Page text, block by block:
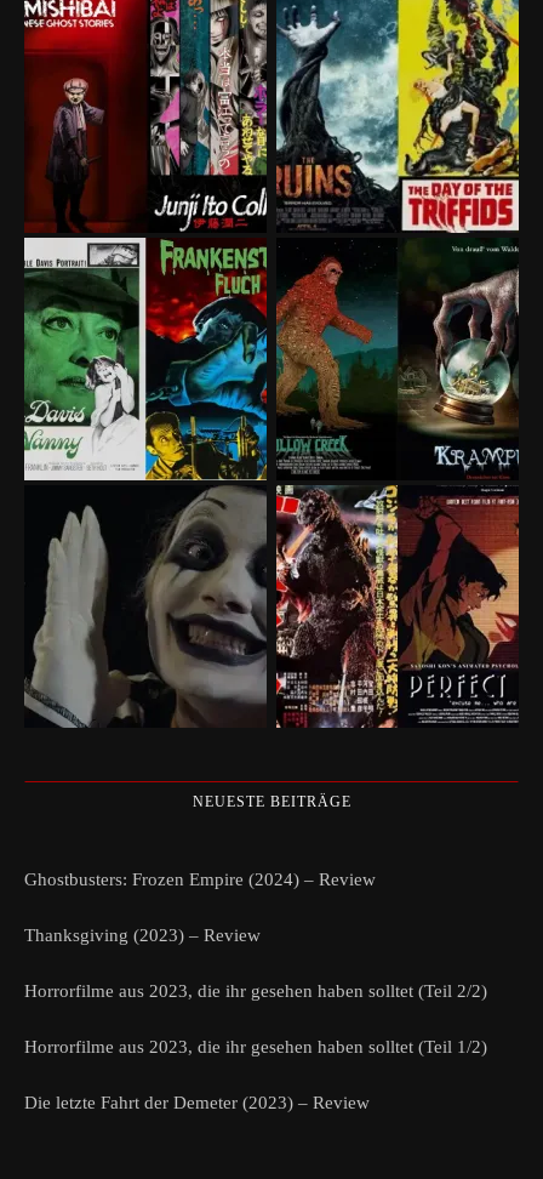
NEUESTE BEITRÄGE
Ghostbusters: Frozen Empire (2024) – Review
Thanksgiving (2023) – Review
Horrorfilme aus 2023, die ihr gesehen haben solltet (Teil 2/2)
Horrorfilme aus 2023, die ihr gesehen haben solltet (Teil 1/2)
Die letzte Fahrt der Demeter (2023) – Review